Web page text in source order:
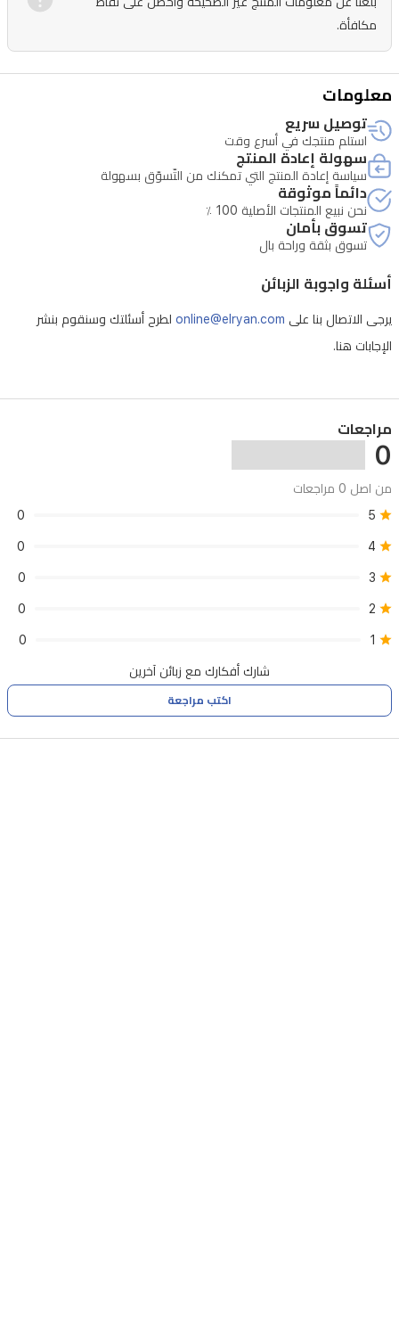
مكافأة.
معلومات
توصيل سريع
استلم منتجك في أسرع وقت
سهولة إعادة المنتج
سياسة إعادة المنتج التي تمكنك من التّسوّق بسهولة
دائماً موثوقة
نحن نبيع المنتجات الأصلية 100 ٪
تسوق بأمان
تسوق بثقة وراحة بال
أسئلة واجوبة الزبائن
يرجى الاتصال بنا على online@elryan.com لطرح أسئلتك وسنقوم بنشر
الإجابات هنا.
مراجعات
0
من اصل 0 مراجعات
5
0
4
0
3
0
2
0
1
0
شارك أفكارك مع زبائن آخرين
اكتب مراجعة